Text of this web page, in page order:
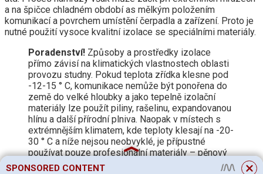
a na špičce chladném období as mělkým položením
komunikací a povrchem umístění čerpadla a zařízení. Proto je
nutné použití vysoce kvalitní izolace se speciálními materiály.
Poradenství! Způsoby a prostředky izolace
přímo závisí na klimatických vlastnostech oblasti
provozu studny. Pokud teplota zřídka klesne pod
-12-15 ° C, komunikace nemůže být ponořena do
země do velké hloubky a jako tepelně izolační
materiály lze použít piliny, rašelinu, expandovanou
hlínu a další přírodní plniva. Naopak v místech s
extrémnějším klimatem, kde teploty klesají na -20-
30 ° C a níže nejsou neobvyklé, je přípustné
používat pouze profesionální materiály – pěnový
plast, penoizol, polyuretanová pěna atd.
SPONSORED CONTENT